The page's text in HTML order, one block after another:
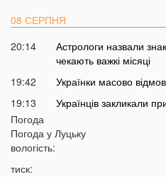
08 СЕРПНЯ
20:14
Астрологи назвали
чекають важкі місяці
19:42
Українки масово
19:13
Українців закликали
18:41
Мороз чи аномальне
Погода
Погода у Луцьку
вологість:
тиск: